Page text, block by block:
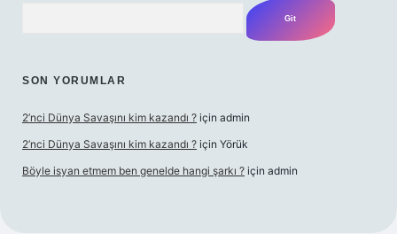
SON YORUMLAR
2’nci Dünya Savaşını kim kazandı ? için admin
2’nci Dünya Savaşını kim kazandı ? için Yörük
Böyle isyan etmem ben genelde hangi şarkı ? için admin